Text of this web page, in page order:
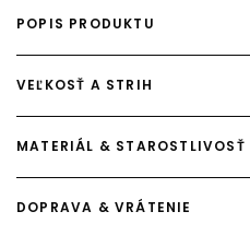
POPIS PRODUKTU
VEĽKOSŤ A STRIH
MATERIÁL & STAROSTLIVOSŤ
DOPRAVA & VRÁTENIE